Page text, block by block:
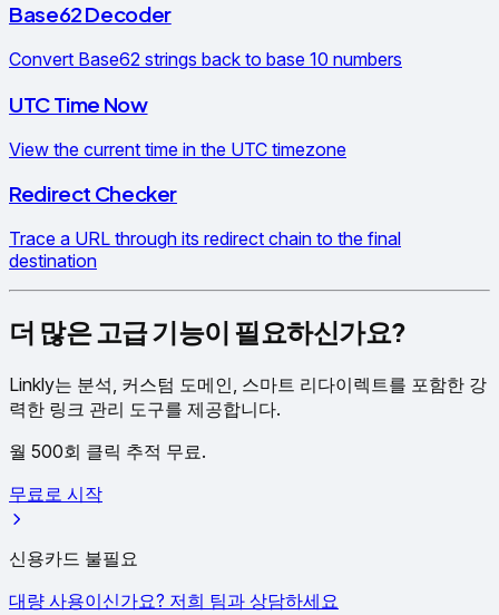
Base62 Decoder
Convert Base62 strings back to base 10 numbers
UTC Time Now
View the current time in the UTC timezone
Redirect Checker
Trace a URL through its redirect chain to the final
destination
더 많은 고급 기능이 필요하신가요?
Linkly는 분석, 커스텀 도메인, 스마트 리다이렉트를 포함한 강
력한 링크 관리 도구를 제공합니다.
월 500회 클릭 추적 무료.
무료로 시작
신용카드 불필요
대량 사용이신가요? 저희 팀과 상담하세요